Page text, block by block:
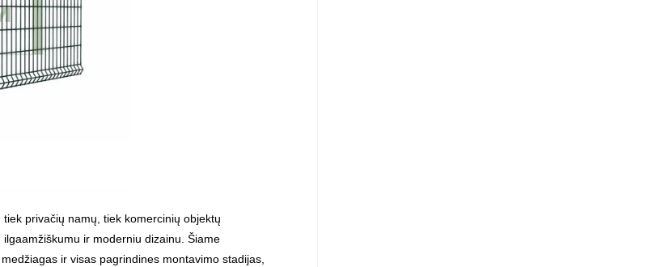
privačių namų, tiek komercinių objektų
ir moderniu dizainu. Šiame
ir visas pagrindines montavimo stadijas,